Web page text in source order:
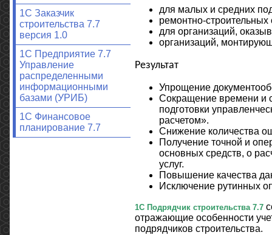
1С Заказчик
строительства 7.7
версия 1.0
1С Предприятие 7.7
Управление
распределенными
информационными
базами (УРИБ)
1С Финансовое
планирование 7.7
для малых и средних
ремонтно-строительных
для организаций,
организаций,
Результат
Упрощение
Сокращение времени и
подготовки
расчетом».
Снижение количества
Получение точной и
основных средств, о
услуг.
Повышение качества
Исключение рутинных
1С Подрядчик строительства 7.7
отражающие особенности
подрядчиков строительства.